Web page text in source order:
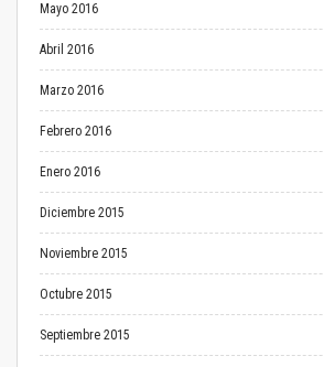
Mayo 2016
Abril 2016
Marzo 2016
Febrero 2016
Enero 2016
Diciembre 2015
Noviembre 2015
Octubre 2015
Septiembre 2015